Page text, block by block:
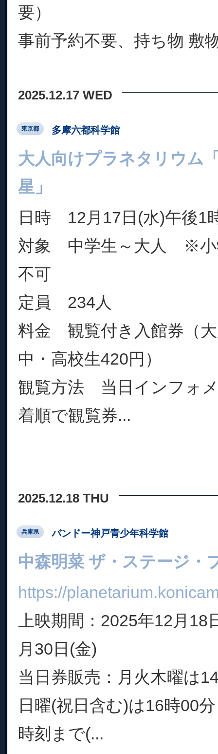
要）
事前予約不要、持ち物 敷
2025.12.17 WED
東京都 多摩六都科学館
大人向けプラネタリウム
星」
日時 12月17日(水)午後1
対象 中学生～大人 ※小
不可
定員 234人
料金 観覧付き入館券（
中・高校生420円）
観覧方法 当日インフォ
着順で観覧券...
2025.12.18 THU
兵庫県 バンドー神戸青少年科学館
中森明菜 ザ・ステージ・
https://
上映期間：2025年12月18
月30日(金)
当日券販売：月火木曜は
日曜(祝日含む)は16時00
時刻まで(...